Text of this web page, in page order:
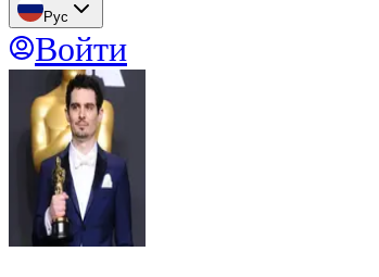
Рус
Войти